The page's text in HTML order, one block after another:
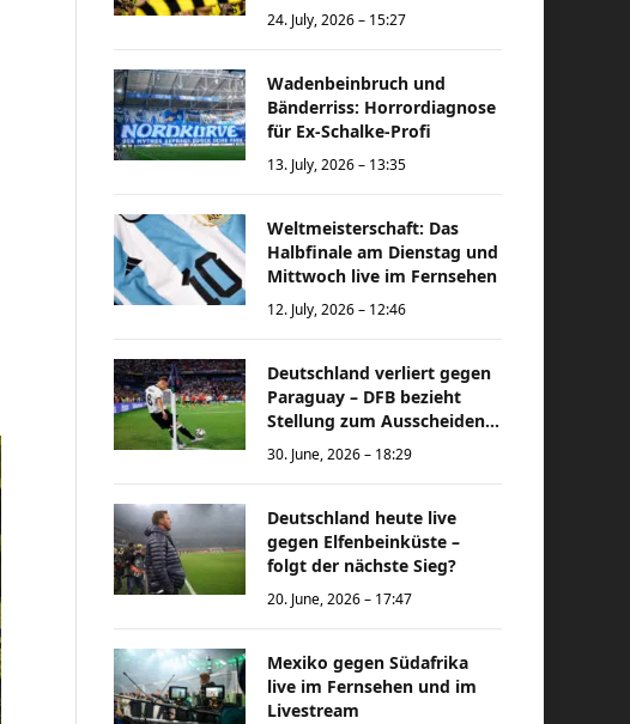
24. July, 2026 – 15:27
Wadenbeinbruch und
Bänderriss: Horrordiagnose
für Ex-Schalke-Profi
13. July, 2026 – 13:35
Weltmeisterschaft: Das
Halbfinale am Dienstag und
Mittwoch live im Fernsehen
12. July, 2026 – 12:46
Deutschland verliert gegen
Paraguay – DFB bezieht
Stellung zum Ausscheiden
bei der Weltmeisterschaft
30. June, 2026 – 18:29
Deutschland heute live
gegen Elfenbeinküste –
folgt der nächste Sieg?
20. June, 2026 – 17:47
Mexiko gegen Südafrika
live im Fernsehen und im
Livestream